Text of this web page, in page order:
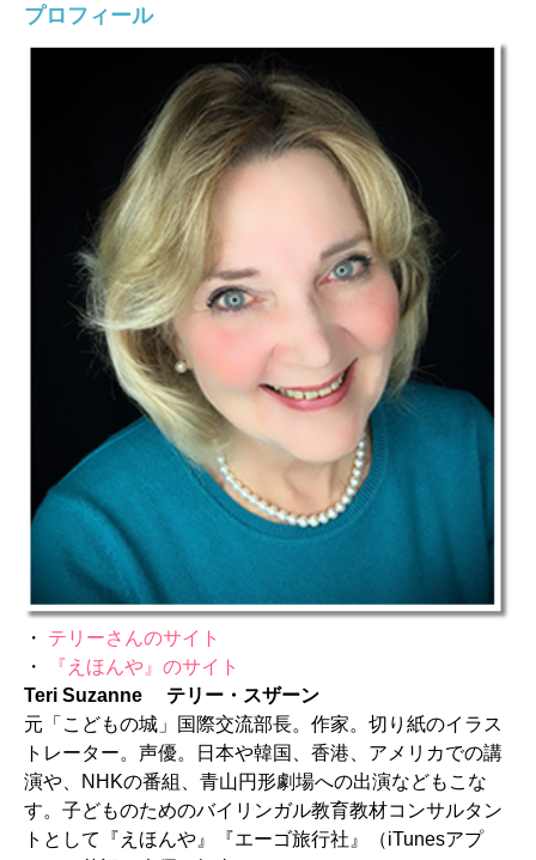
プロフィール
・ テリーさんのサイト
・
『えほんや』のサイト
Teri Suzanne テリー・スザーン
元「こどもの城」国際交流部長。作家。切り紙のイラス
トレーター。声優。日本や韓国、香港、アメリカでの講
演や、NHKの番組、青山円形劇場への出演などもこな
す。子どものためのバイリンガル教育教材コンサルタン
トとして『えほんや』『エーゴ旅行社』（iTunesアプ